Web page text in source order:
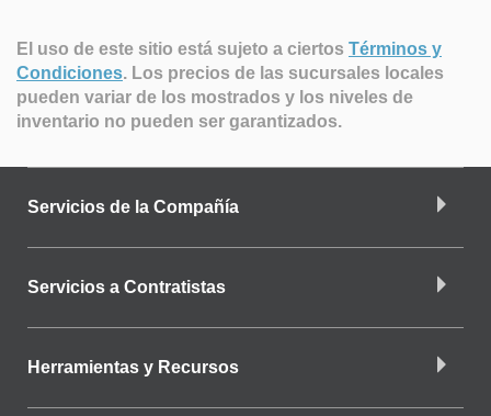
El uso de este sitio está sujeto a ciertos Términos y
Condiciones. Los precios de las sucursales locales
pueden variar de los mostrados y los niveles de
inventario no pueden ser garantizados.
Servicios de la Compañía
Servicios a Contratistas
Herramientas y Recursos